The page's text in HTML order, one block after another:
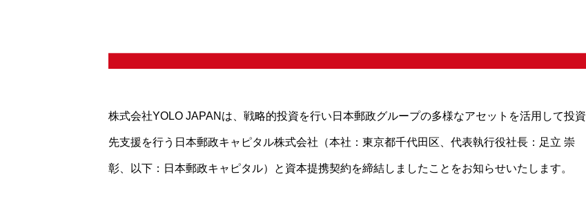
株式会社YOLO JAPANは、戦略的投資を行い日本郵政グループの多様なアセットを活用して投資
先支援を行う日本郵政キャピタル株式会社（本社：東京都千代田区、代表執行役社長：足立 崇
彰、以下：日本郵政キャピタル）と資本提携契約を締結しましたことをお知らせいたします。